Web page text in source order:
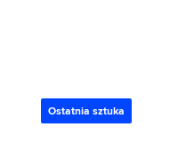
Ostatnia sztuka